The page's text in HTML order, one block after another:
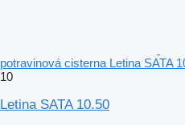
potravinová cisterna Letina SATA
10
Letina SATA 10.50